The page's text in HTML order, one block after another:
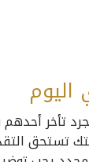
اليوم
تأخر
تستحق